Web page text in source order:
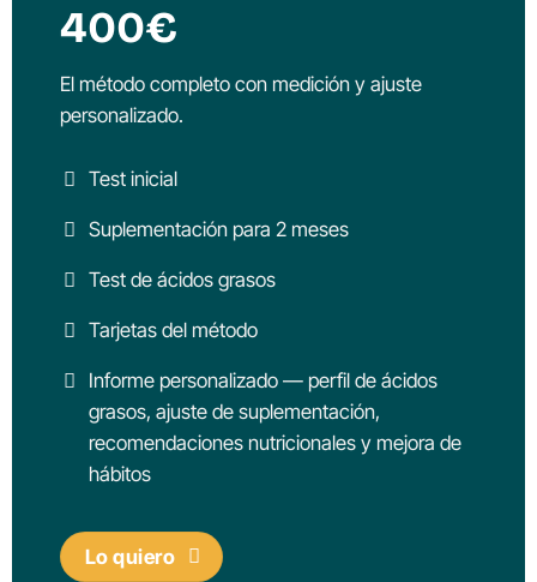
400€
El método completo con medición y ajuste
personalizado.
Test inicial
Suplementación para 2 meses
Test de ácidos grasos
Tarjetas del método
Informe personalizado — perfil de ácidos
grasos, ajuste de suplementación,
recomendaciones nutricionales y mejora de
hábitos
Lo quiero